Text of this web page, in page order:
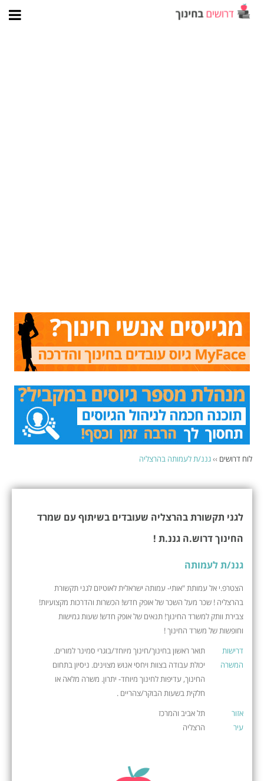
לוח דרושים ››גננ/ת לעמותה בהרצליה
לגני תקשורת בהרצליה שעובדים בשיתוף עם שמרד
החינוך דרוש.ה גננ.ת !
גננ/ת לעמותה
הצטרפ.י אל עמותת "אותי- עמותה ישראלית לאוטיזם לגני תקשורת
בהרצליה ! שכר מעל השכר של אופק חדש! הכשרות והדרכות מקצועיות!
צבירת וותק למשרד החינוך! תנאים של אופק חדש! שעות גמישות
וחופשות של משרד החינוך !
דרישות
המשרה
תואר ראשון בחינוך/חינוך מיוחד/בוגרי סמינר למורים.
יכולת עבודה בצוות ויחסי אנוש מצוינים. ניסיון בתחום
החינוך, עדיפות לחינוך מיוחד- יתרון. משרה מלאה או
חלקית בשעות הבוקר/צהריים .
אזור
תל אביב והמרכז
עיר
הרצליה